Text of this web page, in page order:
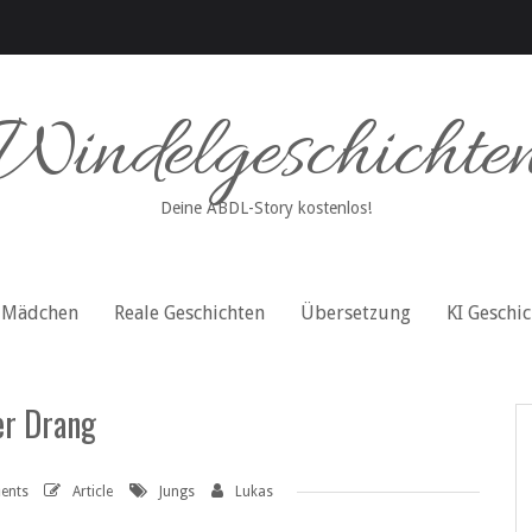
Deine ABDL-Story kostenlos!
Mädchen Reale Geschichten Übersetzung KI
Drang
Article Jungs Lukas